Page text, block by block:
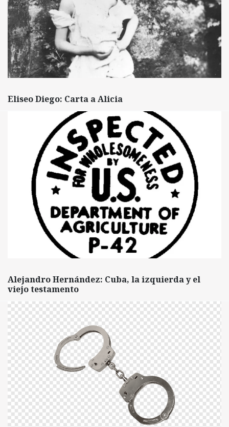
Eliseo Diego: Carta a Alicia
Alejandro Hernández: Cuba, la izquierda y el
viejo testamento